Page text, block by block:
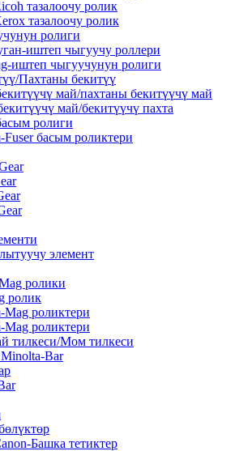
тазалоочу ролик
тазалоочу ролик
ролиги
иштеп чыгуучу роллери
иштеп чыгуучунун ролиги
Пахтаны бекитүү
май/пахтаны бекитүүчү май
май/бекитүүчү пахта
ролиги
Fuser басым роликтери
элемент
ролики
ролик
Mag роликтери
Mag роликтери
тилкеси/Мом тилкеси
Bar
Башка тетиктер